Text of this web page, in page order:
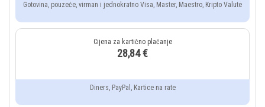
Gotovina, pouzeće, virman i jednokratno Visa, Master, Maestro, Kripto Valute
28,84 €
Diners, PayPal, Kartice na rate